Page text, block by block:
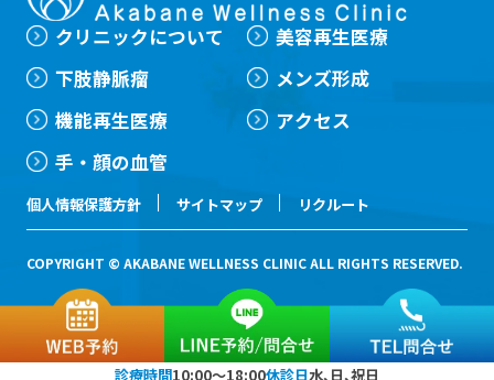
クリニックについて
下肢静脈瘤
機能再生医療
手・顔の血管
美容再生医療
メンズ形成
アクセス
個人情報保護方針 サイトマップ リクルート
COPYRIGHT © AKABANE WELLNESS CLINIC ALL RIGHTS RESERVED.
診療時間10:00〜18:00休診日水、日、祝日